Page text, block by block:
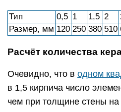
Тип 0,5 1 1,5 2
Размер, мм 120 250 380 510
Расчёт количества
Очевидно, что в одном
в 1,5 кирпича число
чем при толщине стены